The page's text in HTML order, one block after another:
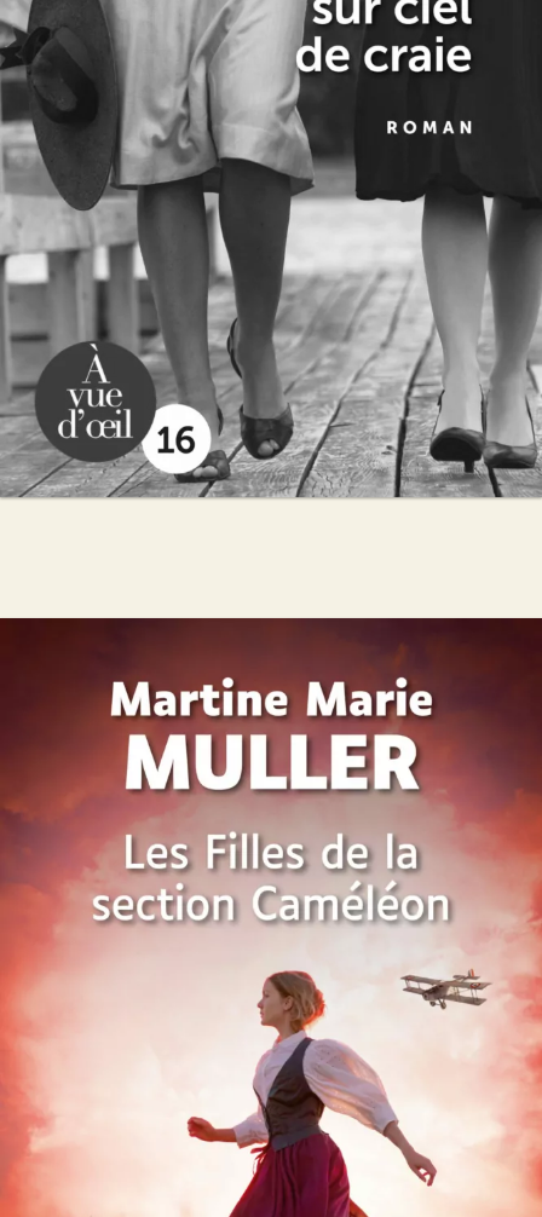
Nuage bleu sur ciel de craie
Martine Marie Muller
Les Filles de la section Caméléon
Martine Marie Muller
50€